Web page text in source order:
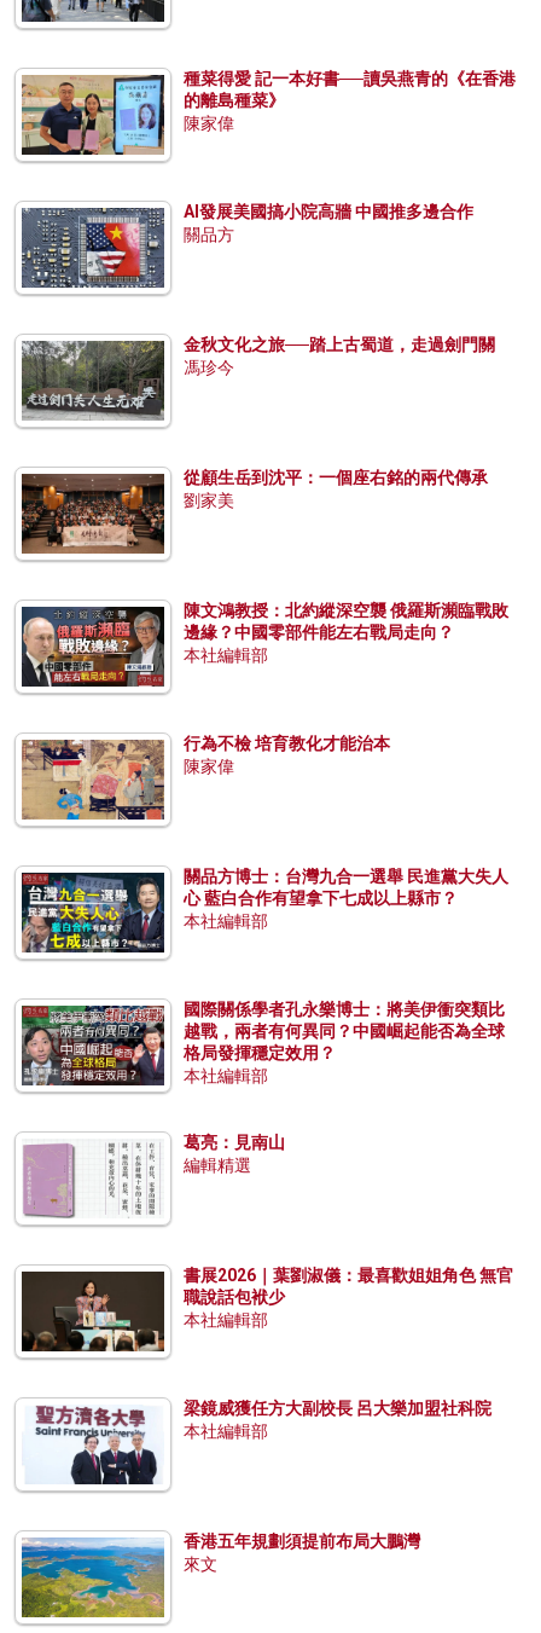
種菜得愛 記一本好書──讀吳燕青的《在香港
的離島種菜》
陳家偉
AI發展美國搞小院高牆 中國推多邊合作
關品方
金秋文化之旅──踏上古蜀道，走過劍門關
馮珍今
從顧生岳到沈平：一個座右銘的兩代傳承
劉家美
陳文鴻教授：北約縱深空襲 俄羅斯瀕臨戰敗
邊緣？中國零部件能左右戰局走向？
本社編輯部
行為不檢 培育教化才能治本
陳家偉
關品方博士：台灣九合一選舉 民進黨大失人
心 藍白合作有望拿下七成以上縣市？
本社編輯部
國際關係學者孔永樂博士：將美伊衝突類比
越戰，兩者有何異同？中國崛起能否為全球
格局發揮穩定效用？
本社編輯部
葛亮：見南山
編輯精選
書展2026｜葉劉淑儀：最喜歡姐姐角色 無官
職說話包袱少
本社編輯部
梁鏡威獲任方大副校長 呂大樂加盟社科院
本社編輯部
香港五年規劃須提前布局大鵬灣
來文